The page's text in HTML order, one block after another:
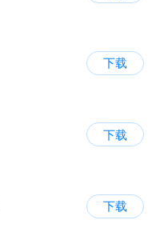
下载
下载
下载